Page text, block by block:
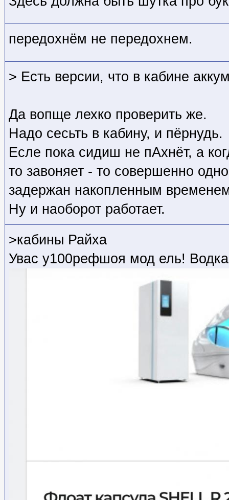
передохнём не передохнем.
> Есть версии, что в кабине
Да вопще лехко проверить же.
Надо сесьть в кабину, и пёрнудь.
Есле пока сидиш не пАхнёт, а
то завоняет - то совершенно
задержан накопленным
Ну и наоборот работает.
>кабины Райха
Увас у100рефшоя мод ель!